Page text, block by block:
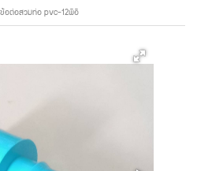
ข้อต่อสวมท่อ pvc-12พีอี